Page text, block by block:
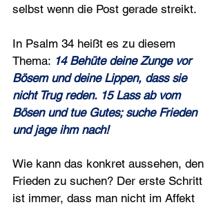
selbst wenn die Post gerade streikt.
In Psalm 34 heißt es zu diesem
Thema: 14 Behüte deine Zunge vor
Bösem und deine Lippen, dass sie
nicht Trug reden. 15 Lass ab vom
Bösen und tue Gutes; suche Frieden
und jage ihm nach!
Wie kann das konkret aussehen, den
Frieden zu suchen? Der erste Schritt
ist immer, dass man nicht im Affekt